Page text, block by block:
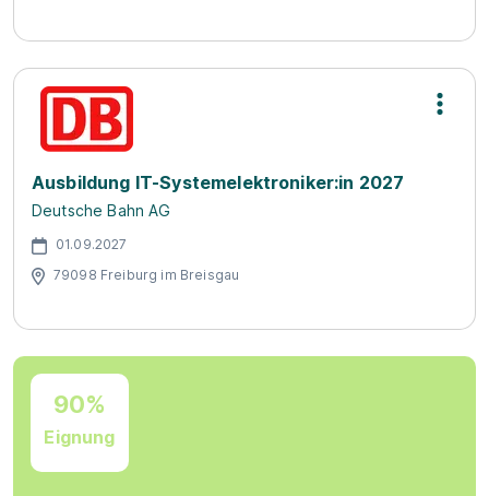
Ausbildung IT-Systemelektroniker:in 2027
Deutsche Bahn AG
01.09.2027
79098 Freiburg im Breisgau
90%
Eignung